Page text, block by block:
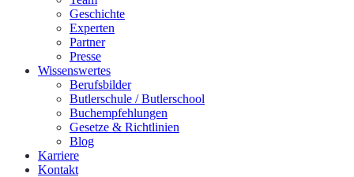
Geschichte
Experten
Partner
Presse
Wissenswertes
Berufsbilder
Butlerschule / Butlerschool
Buchempfehlungen
Gesetze & Richtlinien
Blog
Karriere
Kontakt